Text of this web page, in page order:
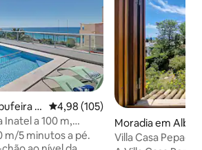
e
Classificação média de 4,98 em
4,98 (105)
Inatel a 100 m,
m
m/5 minutos a pé.
Moradia em
Água
Villa Casa Pepa-